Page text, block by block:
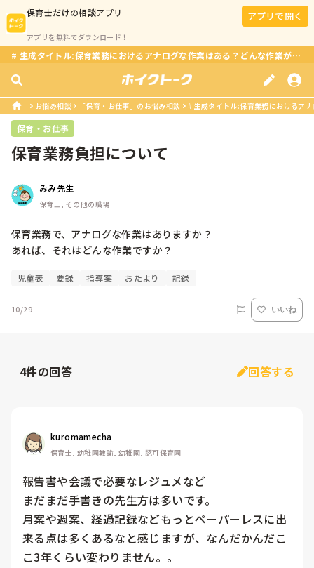
保育士だけの相談アプリ
アプリを無料でダウンロード！
アプリで開く
# 生成タイトル:保育業務におけるアナログな作業はある？どんな作業があるの？
お悩み相談 「保育・お仕事」のお悩み相談 # 生成タイトル:保育業務におけるア
保育・お仕事
保育業務負担について
みみ先生
保育士, その他の職場
保育業務で、アナログな作業はありますか？
あれば、それはどんな作業ですか？
児童表 要録 指導案 おたより 記録
10/29 いいね
4件の回答 回答する
kuromamecha
保育士, 幼稚園教諭, 幼稚園, 認可保育園
報告書や会議で必要なレジュメなど
まだまだ手書きの先生方は多いです。
月案や週案、経過記録などもっとペーパーレスに出
来る点は多くあるなと感じますが、なんだかんだこ
こ3年くらい変わりません。。